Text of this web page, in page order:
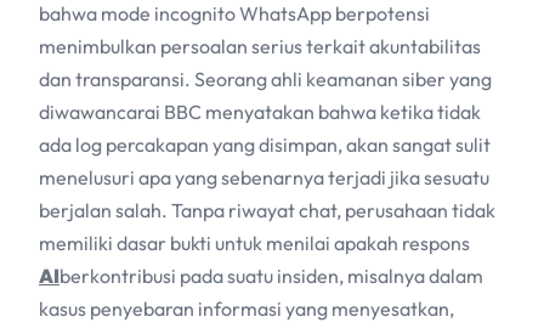
bahwa mode incognito WhatsApp berpotensi
menimbulkan persoalan serius terkait akuntabilitas
dan transparansi. Seorang ahli keamanan siber yang
diwawancarai BBC menyatakan bahwa ketika tidak
ada log percakapan yang disimpan, akan sangat sulit
menelusuri apa yang sebenarnya terjadi jika sesuatu
berjalan salah. Tanpa riwayat chat, perusahaan tidak
memiliki dasar bukti untuk menilai apakah respons
AIberkontribusi pada suatu insiden, misalnya dalam
kasus penyebaran informasi yang menyesatkan,